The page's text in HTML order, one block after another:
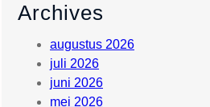
Archives
augustus 2026
juli 2026
juni 2026
mei 2026